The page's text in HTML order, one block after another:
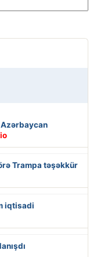
Azərbaycan
Trampa təşəkkür
iqtisadi